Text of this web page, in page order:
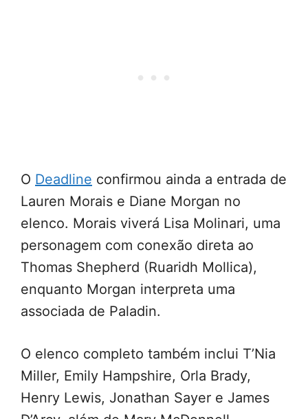
O Deadline confirmou ainda a entrada de
Lauren Morais e Diane Morgan no
elenco. Morais viverá Lisa Molinari, uma
personagem com conexão direta ao
Thomas Shepherd (Ruaridh Mollica),
enquanto Morgan interpreta uma
associada de Paladin.
O elenco completo também inclui T’Nia
Miller, Emily Hampshire, Orla Brady,
Henry Lewis, Jonathan Sayer e James